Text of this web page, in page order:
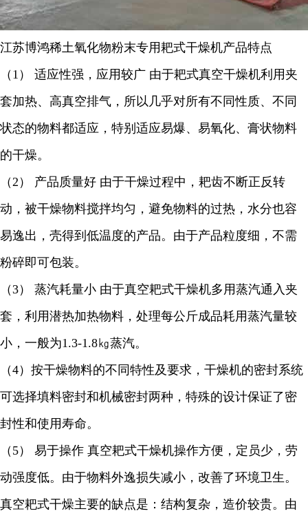
江苏博鸿稀土氧化物粉末专用耙式干燥机产品特点
（ 1 ） 适应性强，应用较广 由于耙式真空干燥机利用夹
套加热、高真空排气，所以几乎对所有不同性质、不同
状态的物料都适应，特别适应易爆、易氧化、膏状物料
的干燥。
（2 ） 产品质量好 由于干燥过程中，耙齿不断正反转
动，被干燥物料搅拌均匀，避免物料的过热，水分也容
易逸出，壳得到低温度的产品。由于产品粒度细，不需
粉碎即可包装。
（3） 蒸汽耗量小 由于真空耙式干燥机多用蒸汽通入夹
套，利用潜热加热物料，处理每公斤成品耗用蒸汽量较
小，一般为1.3-1.8㎏蒸汽。
（4）按干燥物料的不同特性及要求，干燥机的密封系统
可选择填料密封和机械密封两种，特殊的设计保证了密
封性和使用寿命。
（ 5） 易于操作 真空耙式干燥机操作方便，定员少，劳
动强度低。由于物料外逸损失减小，改善了环境卫生。
真空耙式干燥主要的缺点是：结构复杂，造价较贵。由